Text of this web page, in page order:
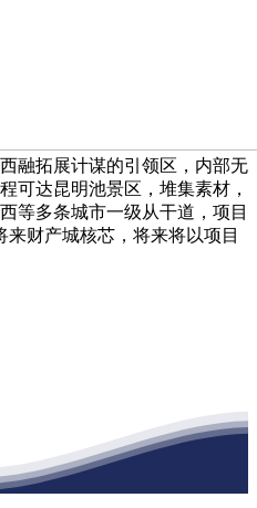
融拓展计谋的引领区，内部无
可达昆明池景区，堆集素材，
等多条城市一级从干道，项目
财产城核芯，将来将以项目